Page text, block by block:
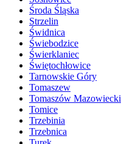
Środa Śląska
Strzelin
Świdnica
Świebodzice
Świerklaniec
Świętochłowice
Tarnowskie Góry
Tomaszew
Tomaszów Mazowiecki
Tomice
Trzebinia
Trzebnica